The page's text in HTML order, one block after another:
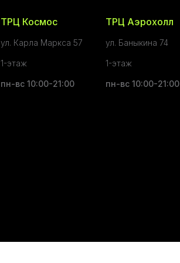
ТРЦ Космос
ул. Карла Маркса 57
1-этаж
пн-вс 10:00-21:00
ТРЦ Аэрохолл
ул. Баныкина 74
1-этаж
пн-вс 10:00-21:00